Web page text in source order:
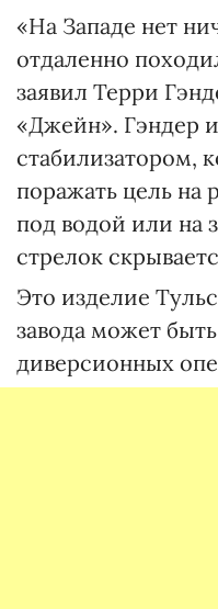
«На Западе нет
отдаленно
заявил Терри
«Джейн». Гэндер
стабилизатором,
поражать цель на
под водой или на
стрелок
Это изделие
завода может
диверсионных